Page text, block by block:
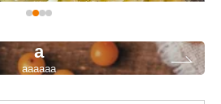
a
aaaaaa